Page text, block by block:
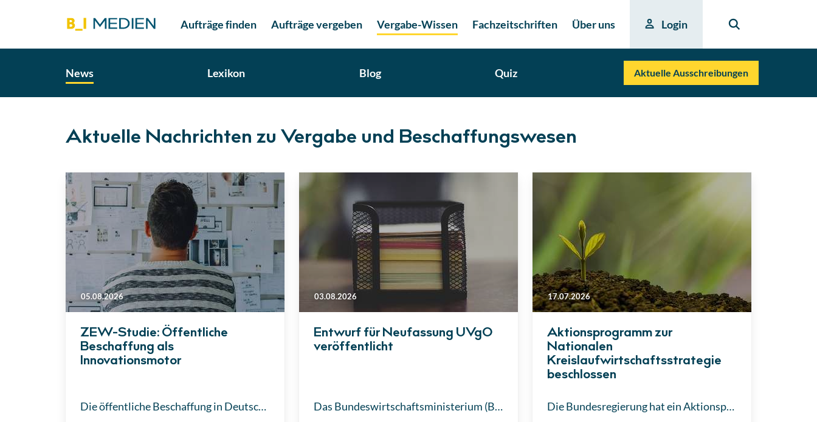
Aufträge finden Aufträge vergeben Vergabe-Wissen Fachzeitschriften Über uns Login
News Lexikon Blog Quiz Aktuelle Ausschreibungen
Aktuelle Nachrichten zu Vergabe und Beschaffungswesen
05.08.2026
ZEW-Studie: Öffentliche
Beschaffung als
Innovationsmotor
Die öffentliche Beschaffung in Deutschland birgt ein enormes Potenzial zur Förderung junger, innovativer Unternehmen. Eine aktuelle Studie des ZEW zeigt jedoch: Damit staatliche Aufträge als echter Innovationsmotor wirken, muss sich die Vergabepraxis ändern. Reine Preiswettbewerbe lassen Start-ups oft leer ausgehen.
03.08.2026
Entwurf für Neufassung UVgO
veröffentlicht
Das Bundeswirtschaftsministerium (BMWE) hat den Entwurf für eine grundlegend überarbeitete Unterschwellenvergabeordnung (UVgO) vorgelegt. Nach Angaben des Ministeriums soll das Regelwerk für die Vergabe öffentlicher Liefer- und Dienstleistungsaufträge unterhalb der EU-Schwellenwerte grundlegend vereinfacht, modernisiert und übersichtlicher gestaltet werden. Gleichzeitig sollen Vergabeverfahren beschleunigt und der Verwaltungsaufwand für öffentliche Auftraggeber sowie Unternehmen reduziert werden.
17.07.2026
Aktionsprogramm zur
Nationalen
Kreislaufwirtschaftsstrategie
beschlossen
Die Bundesregierung hat ein Aktionsprogramm verabschiedet, um die Ziele der Nationalen Kreislaufwirtschaftsstrategie (NKWS) bis Ende 2027 umzusetzen. Die Maßnahmen konzentrieren sich auf den Ressourcenschutz, die Förderung zirkulärer Technologien und die Anpassung der öffentlichen Beschaffung.